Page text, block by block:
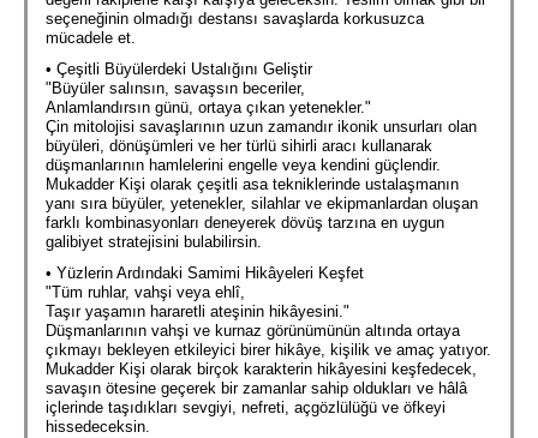
seçeneğinin olmadığı destansı savaşlarda korkusuzca
mücadele et.
• Çeşitli Büyülerdeki Ustalığını Geliştir
"Büyüler salınsın, savaşsın beceriler,
Anlamlandırsın günü, ortaya çıkan yetenekler."
Çin mitolojisi savaşlarının uzun zamandır ikonik unsurları olan
büyüleri, dönüşümleri ve her türlü sihirli aracı kullanarak
düşmanlarının hamlelerini engelle veya kendini güçlendir.
Mukadder Kişi olarak çeşitli asa tekniklerinde ustalaşmanın
yanı sıra büyüler, yetenekler, silahlar ve ekipmanlardan oluşan
farklı kombinasyonları deneyerek dövüş tarzına en uygun
galibiyet stratejisini bulabilirsin.
• Yüzlerin Ardındaki Samimi Hikâyeleri Keşfet
"Tüm ruhlar, vahşi veya ehlî,
Taşır yaşamın hararetli ateşinin hikâyesini."
Düşmanlarının vahşi ve kurnaz görünümünün altında ortaya
çıkmayı bekleyen etkileyici birer hikâye, kişilik ve amaç yatıyor.
Mukadder Kişi olarak birçok karakterin hikâyesini keşfedecek,
savaşın ötesine geçerek bir zamanlar sahip oldukları ve hâlâ
içlerinde taşıdıkları sevgiyi, nefreti, açgözlülüğü ve öfkeyi
hissedeceksin.